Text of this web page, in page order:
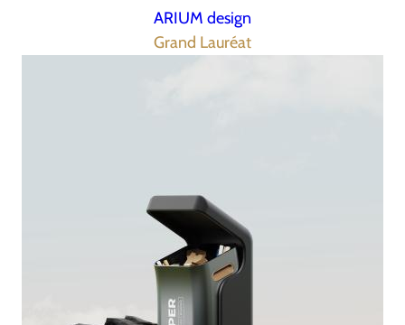
ARIUM design
Grand Lauréat